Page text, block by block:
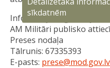
Informāciju sagatavoja:
AM Militāri publisko
Preses nodaļa
Tālrunis: 67335393
E-pasts: prese@mod.gov.lv
sīkdatnēm